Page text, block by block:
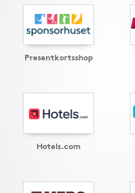
Presentkortsshop
Hotels.com